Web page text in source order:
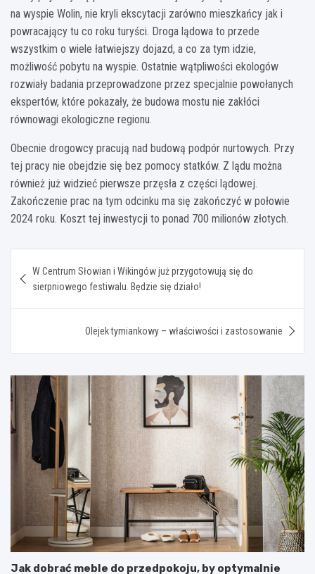
na wyspie Wolin, nie kryli ekscytacji zarówno mieszkańcy jak i
powracający tu co roku turyści. Droga lądowa to przede
wszystkim o wiele łatwiejszy dojazd, a co za tym idzie,
możliwość pobytu na wyspie. Ostatnie wątpliwości ekologów
rozwiały badania przeprowadzone przez specjalnie powołanych
ekspertów, które pokazały, że budowa mostu nie zakłóci
równowagi ekologiczne regionu.
Obecnie drogowcy pracują nad budową podpór nurtowych. Przy
tej pracy nie obejdzie się bez pomocy statków. Z lądu można
również już widzieć pierwsze przęsła z części lądowej.
Zakończenie prac na tym odcinku ma się zakończyć w połowie
2024 roku. Koszt tej inwestycji to ponad 700 milionów złotych.
wpisu
W Centrum Słowian i Wikingów już przygotowują się do
sierpniowego festiwalu. Będzie się działo!
Olejek tymiankowy – właściwości i zastosowanie
Jak dobrać meble do przedpokoju, by optymalnie